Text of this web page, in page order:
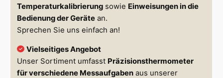
Temperaturkalibrierung sowie Einweisungen in die
Bedienung der Geräte an.
Sprechen Sie uns einfach an!
Vielseitiges Angebot
Unser Sortiment umfasst Präzisionsthermometer
für verschiedene Messaufgaben aus unserer